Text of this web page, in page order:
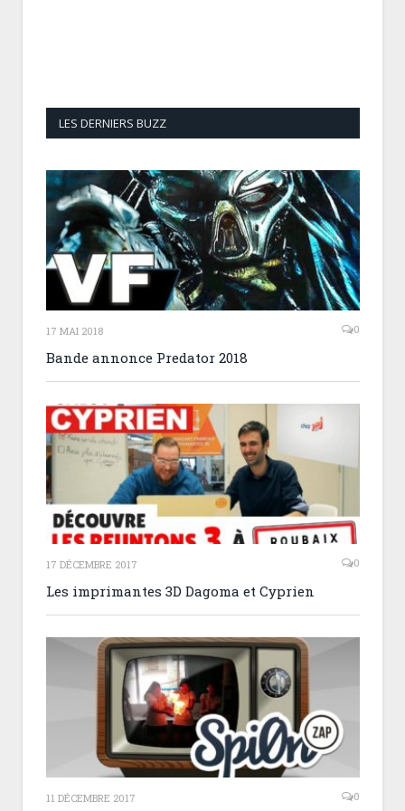
LES DERNIERS BUZZ
17 MAI 2018 0
Bande annonce Predator 2018
17 DÉCEMBRE 2017 0
Les imprimantes 3D Dagoma et Cyprien
11 DÉCEMBRE 2017 0